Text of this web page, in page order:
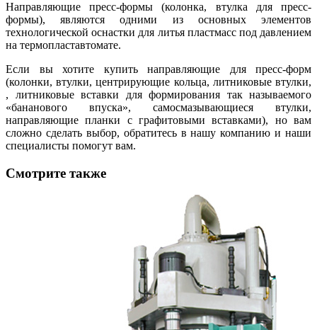
Направляющие пресс-формы (колонка, втулка для пресс-
формы), являются одними из основных элементов
технологической оснастки для литья пластмасс под давлением
на термопластавтомате.
Если вы хотите купить направляющие для пресс-форм
(колонки, втулки, центрирующие кольца, литниковые втулки,
, литниковые вставки для формирования так называемого
«бананового впуска», самосмазывающиеся втулки,
направляющие планки с графитовыми вставками), но вам
сложно сделать выбор, обратитесь в нашу компанию и наши
специалисты помогут вам.
Смотрите также